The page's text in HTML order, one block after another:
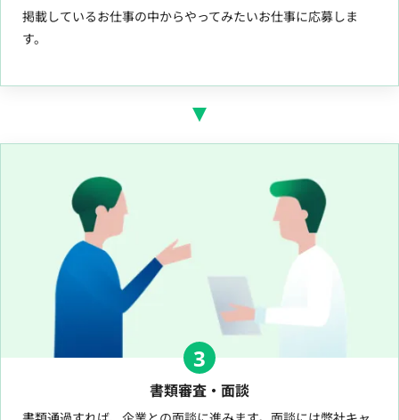
掲載しているお仕事の中からやってみたいお仕事に応募しま
す。
3
書類審査・面談